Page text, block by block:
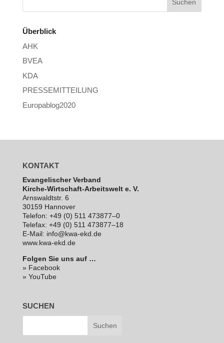
Überblick
AHK
BVEA
KDA
PRESSEMITTEILUNG
Europablog2020
KONTAKT
Evan­ge­li­scher Verband
Kirche-Wirt­schaft-Arbeits­welt e. V.
Arns­waldt­str. 6
30159 Hannover
Telefon: +49 (0) 511 473877–0
Telefax: +49 (0) 511 473877–18
E‑Mail: info@kwa-ekd.de
www.kwa-ekd.de
Folgen Sie uns auf …
» Facebook
» YouTube
SUCHEN